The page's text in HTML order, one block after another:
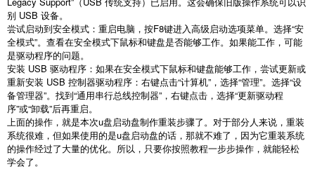
别 USB 设备。
尝试启动到安全模式：重启电脑，按F8键进入高级启动选项菜单。选择“安
全模式”。查看在安全模式下鼠标和键盘是否能够工作。如果能工作，可能
是驱动程序的问题。
安装 USB 驱动程序：如果在安全模式下鼠标和键盘能够工作，尝试更新或
重新安装 USB 控制器驱动程序：右键点击“计算机” ，选择“管理”。选择“设
备管理器”。找到“通用串行总线控制器” ，右键点击，选择“更新驱动程
序”或“卸载”后再重启。
上面的操作，就是本次u盘启动盘制作重装步骤了。对于部分人来说，重装
系统很难，但如果使用的是u盘启动盘的话，那就不难了，因为它重装系统
的操作经过了大量的优化。所以，只要你按照教程一步步操作，就能轻松
学会了。